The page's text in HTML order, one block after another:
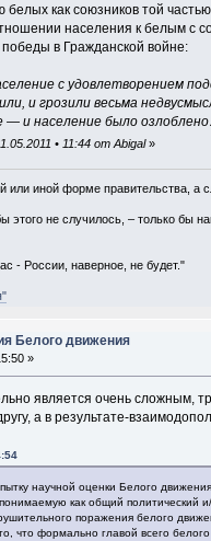
как союзников той
населения к белым с
в Гражданской войне:
с удовлетворением
и грозили весьма
— и население было
• 11:44 от Abigal»
или иной форме правительства,
этого не случилось, – только бы
- России, наверное, не будет."
Белого движения
»
является очень сложным,
а в результате-
научной оценки Белого
как общий политический
поражения белого
что формально главой всего